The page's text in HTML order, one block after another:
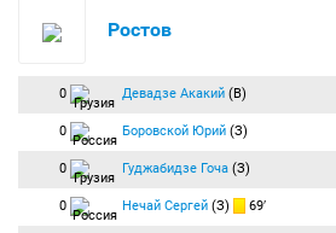
Ростов
0 Девадзе Акакий (В)
0 Боровской Юрий (З)
0 Гуджабидзе Гоча (З)
0 Нечай Сергей (З) 69′